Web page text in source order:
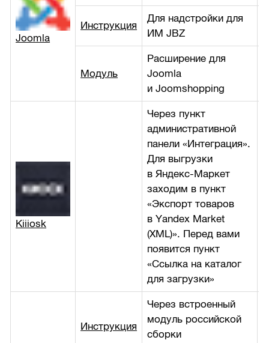
Joomla
Инструкция
Для надстройки для
ИМ JBZ
Модуль
Расширение для
Joomla
и Joomshopping
Kiiiosk
Через пункт
административной
панели «Интеграция».
Для выгрузки
в Яндекс-Маркет
заходим в пункт
«Экспорт товаров
в Yandex Market
(XML)». Перед вами
появится пункт
«Ссылка на каталог
для загрузки»
Инструкция
Через встроенный
модуль российской
сборки